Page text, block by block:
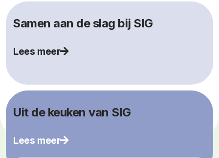
Samen aan de slag bij SIG
Lees meer
Uit de keuken van SIG
Lees meer